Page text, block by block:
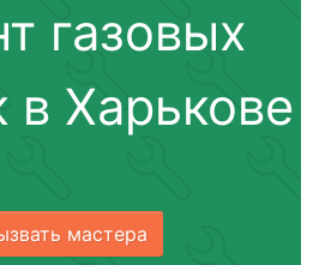
газовых
в Харькове
мастера